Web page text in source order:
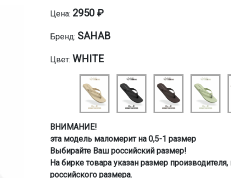
Цена: 2950 ₽
Бренд: SAHAB
Цвет: WHITE
ВНИМАНИЕ!
эта модель маломерит на 0,5-1 размер
Выбирайте Ваш российский размер!
На бирке товара указан размер
российского размера.